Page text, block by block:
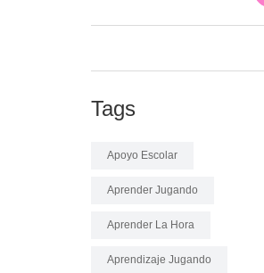
Tags
Apoyo Escolar
Aprender Jugando
Aprender La Hora
Aprendizaje Jugando